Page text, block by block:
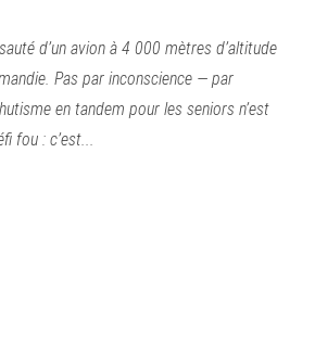
d’un avion à 4 000 mètres d’altitude
Pas par inconscience — par
en tandem pour les seniors n’est
fou : c’est...